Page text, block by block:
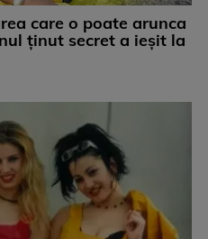
care o poate arunca
ținut secret a ieșit la